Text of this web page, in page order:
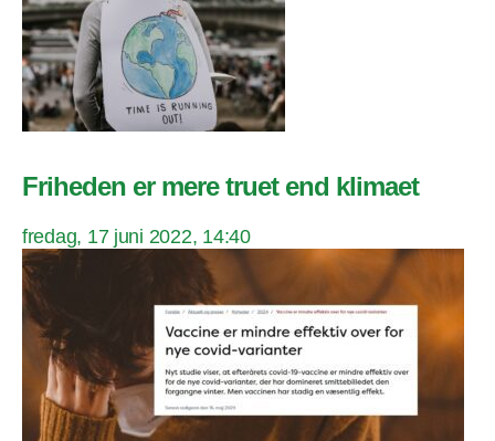
Friheden er mere truet end klimaet
fredag, 17 juni 2022, 14:40